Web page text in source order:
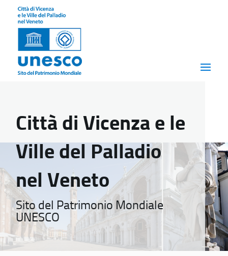
Città di Vicenza e le
Ville del Palladio
nel Veneto
Sito del Patrimonio Mondiale
UNESCO